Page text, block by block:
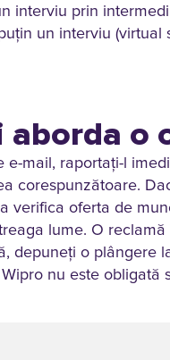
interviu prin
un interviu (virtual
o
e-mail, raportați-l
corespunzătoare.
verifica oferta de
lume. O
depuneți o plângere
nu este